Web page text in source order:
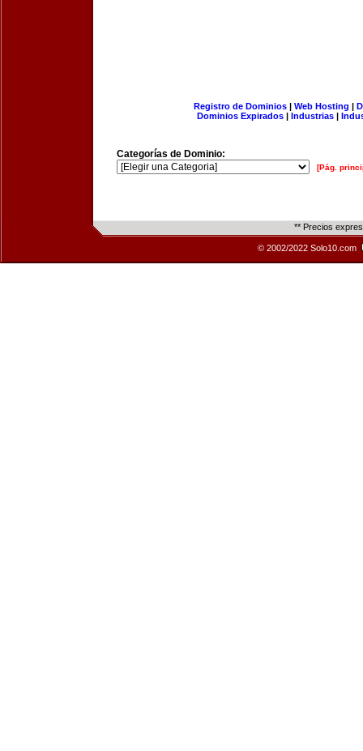
Registro de Dominios| Web Hosting |
Dominios Expirados | Industrias |
Categorías de Dominio:
[Pág.
** Precios
© 2002/2022 Solo10.com